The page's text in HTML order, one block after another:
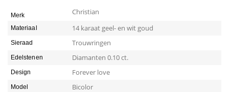
quantity
Merk Christian
Materiaal 14 karaat geel- en wit goud
Sieraad Trouwringen
Edelstenen Diamanten 0.10 ct.
Design Forever love
Model Bicolor